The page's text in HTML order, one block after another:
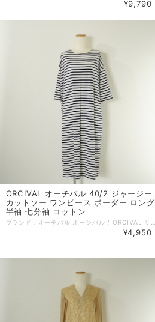
¥9,790
ORCIVAL オーチバル 40/2 ジャージー
カットソー ワンピース ボーダー ロング
半袖 七分袖 コットン
¥4,950